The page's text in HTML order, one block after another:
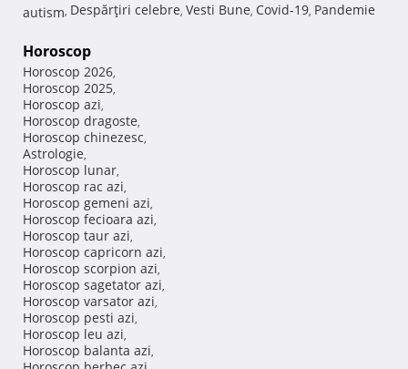
autism, Despărţiri celebre, Vesti Bune, Covid-19, Pandemie
Horoscop
Horoscop 2026,
Horoscop 2025,
Horoscop azi,
Horoscop dragoste,
Horoscop chinezesc,
Astrologie,
Horoscop lunar,
Horoscop rac azi,
Horoscop gemeni azi,
Horoscop fecioara azi,
Horoscop taur azi,
Horoscop capricorn azi,
Horoscop scorpion azi,
Horoscop sagetator azi,
Horoscop varsator azi,
Horoscop pesti azi,
Horoscop leu azi,
Horoscop balanta azi,